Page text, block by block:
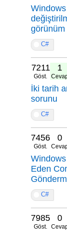
görünüm
C#
7211
Göst.
1
İki tarih
sorunu
C#
7456
Göst.
0
Eden
C#
7985
Göst.
0